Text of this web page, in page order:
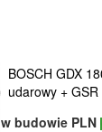
BOSCH GDX
udarowy +
w budowie PLN